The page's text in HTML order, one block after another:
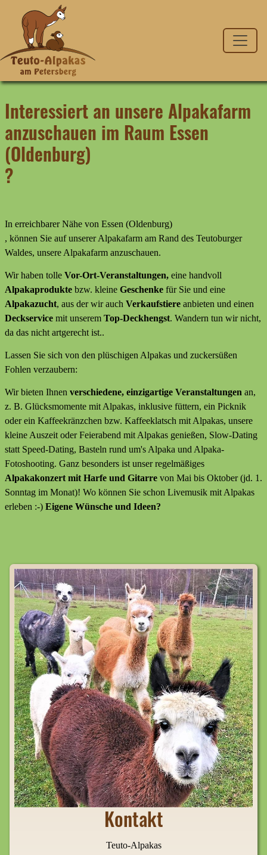
Interessiert an unsere Alpakafarm
anzuschauen im Raum Essen
(Oldenburg)
?
In erreichbarer Nähe von Essen (Oldenburg)
, können Sie auf unserer Alpakafarm am Rand des Teutoburger
Waldes, unsere Alpakafarm anzuschauen.
Wir haben tolle Vor-Ort-Veranstaltungen, eine handvoll
Alpakaprodukte bzw. kleine Geschenke für Sie und eine
Alpakazucht, aus der wir auch Verkaufstiere anbieten und einen
Deckservice mit unserem Top-Deckhengst. Wandern tun wir nicht,
da das nicht artgerecht ist..
Lassen Sie sich von den plüschigen Alpakas und zuckersüßen
Fohlen verzaubern:
Wir bieten Ihnen verschiedene, einzigartige Veranstaltungen an,
z. B. Glücksmomente mit Alpakas, inklusive füttern, ein Picknik
oder ein Kaffeekränzchen bzw. Kaffeeklatsch mit Alpakas, unsere
kleine Auszeit oder Feierabend mit Alpakas genießen, Slow-Dating
statt Speed-Dating, Basteln rund um's Alpaka und Alpaka-
Fotoshooting. Ganz besonders ist unser regelmäßiges
Alpakakonzert mit Harfe und Gitarre von Mai bis Oktober (jd. 1.
Sonntag im Monat)! Wo können Sie schon Livemusik mit Alpakas
erleben :-) Eigene Wünsche und Ideen?
Kontakt
Teuto-Alpakas